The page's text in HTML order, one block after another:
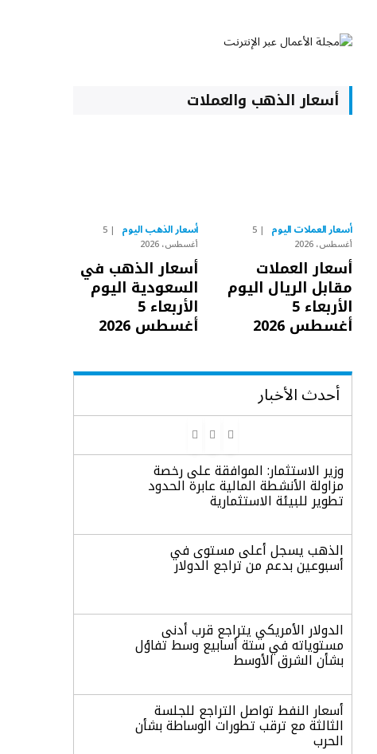
أسعار الذهب والعملات
أسعار العملات اليوم 5
أغسطس، 2026
أسعار العملات
مقابل الريال اليوم
الأربعاء 5
أغسطس 2026
أسعار الذهب اليوم 5
أغسطس، 2026
أسعار الذهب في
السعودية اليوم
الأربعاء 5
أغسطس 2026
أحدث الأخبار
وزير الاستثمار: الموافقة على رخصة
مزاولة الأنشطة المالية عابرة الحدود
تطوير للبيئة الاستثمارية
الذهب يسجل أعلى مستوى في
أسبوعين بدعم من تراجع الدولار
الدولار الأمريكي يتراجع قرب أدنى
مستوياته في ستة أسابيع وسط تفاؤل
بشأن الشرق الأوسط
أسعار النفط تواصل التراجع للجلسة
الثالثة مع ترقب تطورات الوساطة بشأن
الحرب